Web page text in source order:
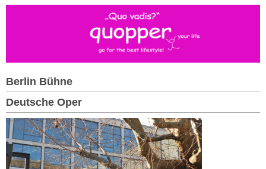
Berlin Bühne
Deutsche Oper